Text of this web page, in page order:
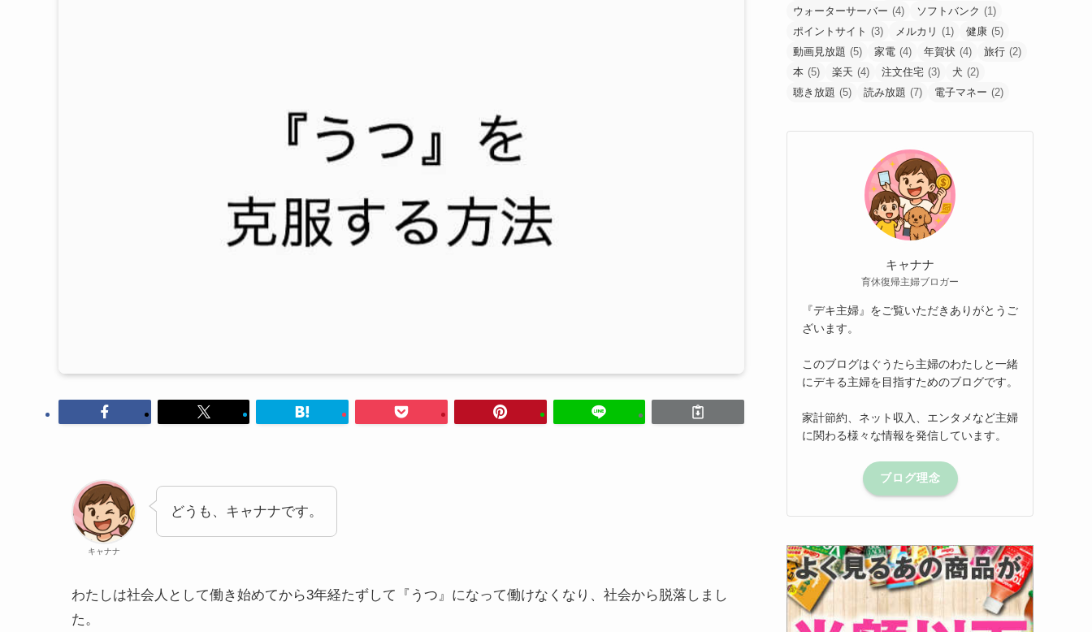
キャナナ
どうも、キャナナです。
わたしは社会人として働き始めてから3年経たずして『うつ』になって働けなくなり、社会から脱落しまし
た。
ウォーターサーバー (4) ソフトバンク (1)
ポイントサイト (3) メルカリ (1) 健康 (5)
動画見放題 (5) 家電 (4) 年賀状 (4) 旅行 (2)
本 (5) 楽天 (4) 注文住宅 (3) 犬 (2)
聴き放題 (5) 読み放題 (7) 電子マネー (2)
キャナナ
育休復帰主婦ブロガー
『デキ主婦』をご覧いただきありがとうご
ざいます。
このブログはぐうたら主婦のわたしと一緒
にデキる主婦を目指すためのブログです。
家計節約、ネット収入、エンタメなど主婦
に関わる様々な情報を発信しています。
ブログ理念